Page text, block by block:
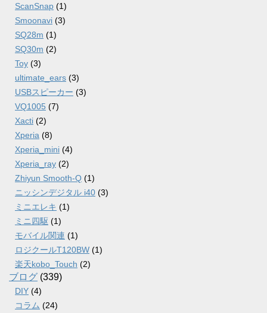
ScanSnap (1)
Smoonavi (3)
SQ28m (1)
SQ30m (2)
Toy (3)
ultimate_ears (3)
USBスピーカー (3)
VQ1005 (7)
Xacti (2)
Xperia (8)
Xperia_mini (4)
Xperia_ray (2)
Zhiyun Smooth-Q (1)
ニッシンデジタル i40 (3)
ミニエレキ (1)
ミニ四駆 (1)
モバイル関連 (1)
ロジクールT120BW (1)
楽天kobo_Touch (2)
ブログ (339)
DIY (4)
コラム (24)